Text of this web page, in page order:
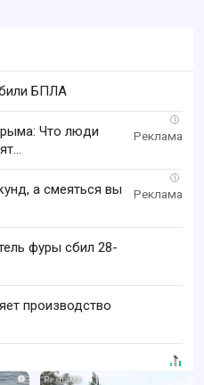
БПЛА
i
Что люди
i
а смеяться вы
фуры сбил 28-
производство
i